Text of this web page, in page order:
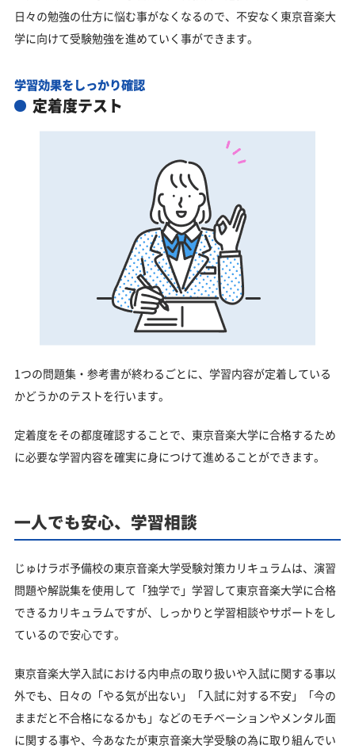
日々の勉強の仕方に悩む事がなくなるので、不安なく東京音楽大
学に向けて受験勉強を進めていく事ができます。
学習効果をしっかり確認
定着度テスト
1つの問題集・参考書が終わるごとに、学習内容が定着している
かどうかのテストを行います。
定着度をその都度確認することで、東京音楽大学に合格するため
に必要な学習内容を確実に身につけて進めることができます。
一人でも安心、学習相談
じゅけラボ予備校の東京音楽大学受験対策カリキュラムは、演習
問題や解説集を使用して「独学で」学習して東京音楽大学に合格
できるカリキュラムですが、しっかりと学習相談やサポートをし
ているので安心です。
東京音楽大学入試における内申点の取り扱いや入試に関する事以
外でも、日々の「やる気が出ない」「入試に対する不安」「今の
ままだと不合格になるかも」などのモチベーションやメンタル面
に関する事や、今あなたが東京音楽大学受験の為に取り組んでい